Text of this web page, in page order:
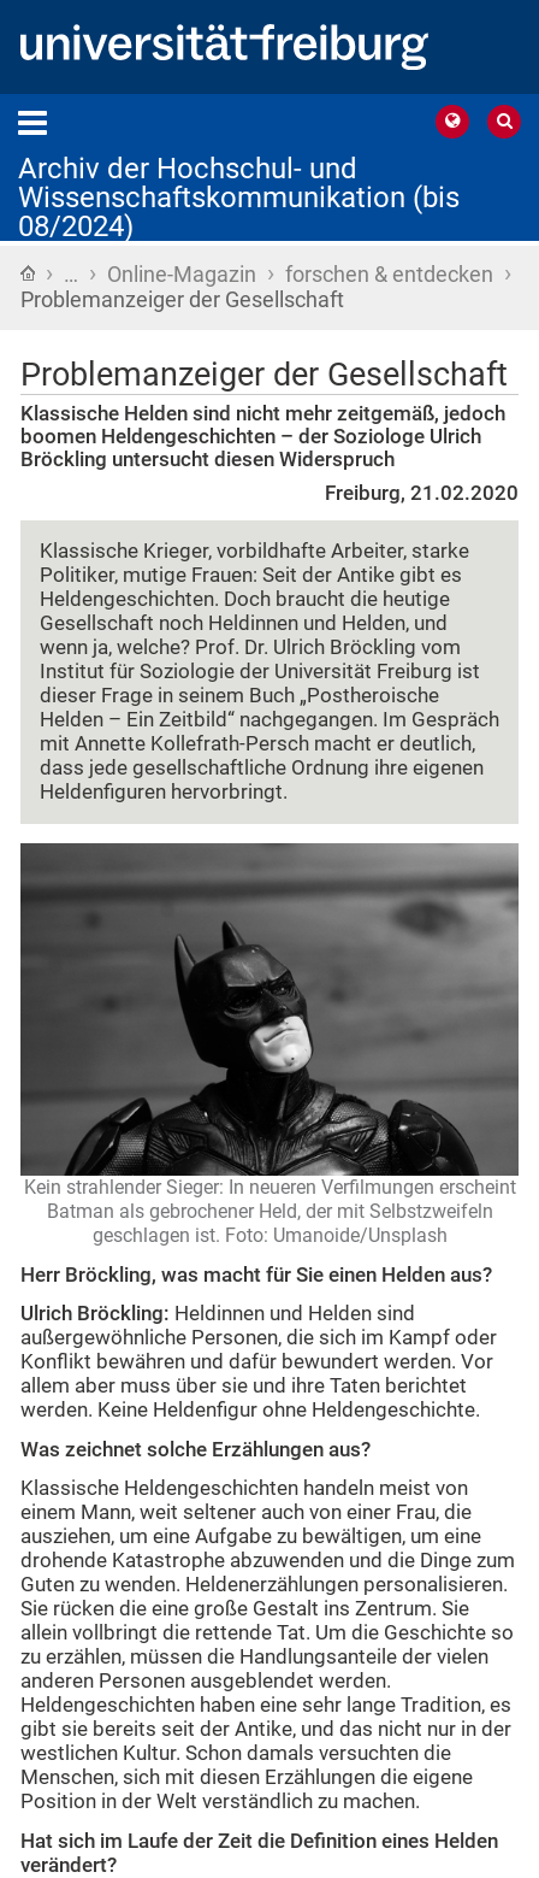
Archiv der Hochschul- und
Wissenschaftskommunikation (bis
08/2024)
Startseite
› … › Online-Magazin › forschen & entdecken ›
Problemanzeiger der Gesellschaft
Problemanzeiger der Gesellschaft
Klassische Helden sind nicht mehr zeitgemäß, jedoch
boomen Heldengeschichten – der Soziologe Ulrich
Bröckling untersucht diesen Widerspruch
Freiburg, 21.02.2020
Klassische Krieger, vorbildhafte Arbeiter, starke
Politiker, mutige Frauen: Seit der Antike gibt es
Heldengeschichten. Doch braucht die heutige
Gesellschaft noch Heldinnen und Helden, und
wenn ja, welche? Prof. Dr. Ulrich Bröckling vom
Institut für Soziologie der Universität Freiburg ist
dieser Frage in seinem Buch „Postheroische
Helden – Ein Zeitbild“ nachgegangen. Im Gespräch
mit Annette Kollefrath-Persch macht er deutlich,
dass jede gesellschaftliche Ordnung ihre eigenen
Heldenfiguren hervorbringt.
Kein strahlender Sieger: In neueren Verfilmungen erscheint
Batman als gebrochener Held, der mit Selbstzweifeln
geschlagen ist. Foto: Umanoide/Unsplash
Herr Bröckling, was macht für Sie einen Helden aus?
Ulrich Bröckling: Heldinnen und Helden sind
außergewöhnliche Personen, die sich im Kampf oder
Konflikt bewähren und dafür bewundert werden. Vor
allem aber muss über sie und ihre Taten berichtet
werden. Keine Heldenfigur ohne Heldengeschichte.
Was zeichnet solche Erzählungen aus?
Klassische Heldengeschichten handeln meist von
einem Mann, weit seltener auch von einer Frau, die
ausziehen, um eine Aufgabe zu bewältigen, um eine
drohende Katastrophe abzuwenden und die Dinge zum
Guten zu wenden. Heldenerzählungen personalisieren.
Sie rücken die eine große Gestalt ins Zentrum. Sie
allein vollbringt die rettende Tat. Um die Geschichte so
zu erzählen, müssen die Handlungsanteile der vielen
anderen Personen ausgeblendet werden.
Heldengeschichten haben eine sehr lange Tradition, es
gibt sie bereits seit der Antike, und das nicht nur in der
westlichen Kultur. Schon damals versuchten die
Menschen, sich mit diesen Erzählungen die eigene
Position in der Welt verständlich zu machen.
Hat sich im Laufe der Zeit die Definition eines Helden
verändert?